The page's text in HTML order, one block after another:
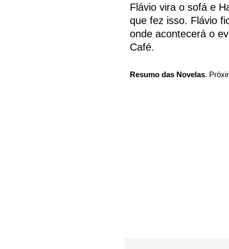
Flávio vira o sofá e
que fez isso. Flávio
onde acontecerá o
Café.
Resumo das Novelas.